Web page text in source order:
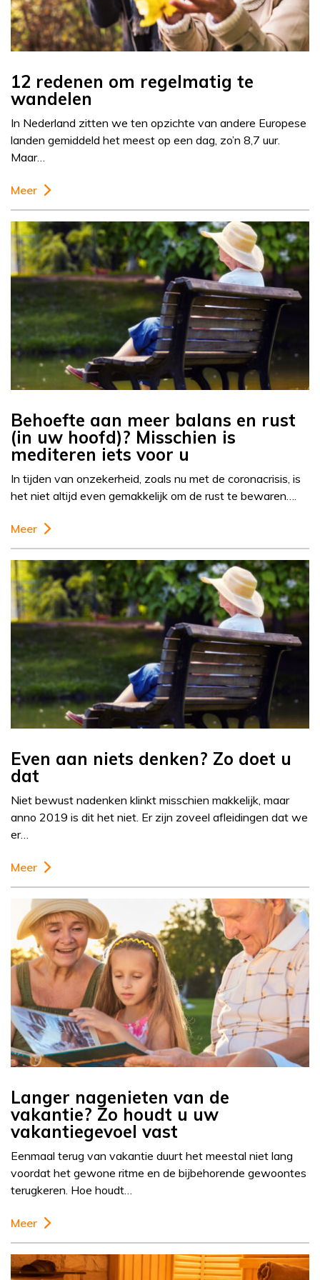
12 redenen om regelmatig te
wandelen
In Nederland zitten we ten opzichte van andere Europese
landen gemiddeld het meest op een dag, zo’n 8,7 uur.
Maar…
Meer
Behoefte aan meer balans en rust
(in uw hoofd)? Misschien is
mediteren iets voor u
In tijden van onzekerheid, zoals nu met de coronacrisis, is
het niet altijd even gemakkelijk om de rust te bewaren….
Meer
Even aan niets denken? Zo doet u
dat
Niet bewust nadenken klinkt misschien makkelijk, maar
anno 2019 is dit het niet. Er zijn zoveel afleidingen dat we
er…
Meer
Langer nagenieten van de
vakantie? Zo houdt u uw
vakantiegevoel vast
Eenmaal terug van vakantie duurt het meestal niet lang
voordat het gewone ritme en de bijbehorende gewoontes
terugkeren. Hoe houdt…
Meer